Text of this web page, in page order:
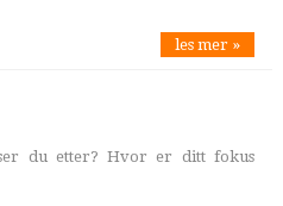
les mer »
du etter? Hvor er ditt fokus